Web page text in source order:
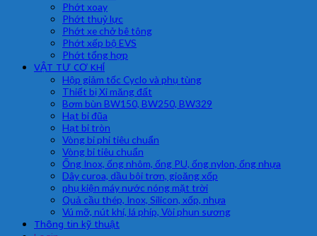
Phớt xoay
Phớt thuỷ lực
Phớt xe chở bê tông
Phớt xếp bộ EVS
Phớt tổng hợp
VẬT TƯ CƠ KHÍ
Hộp giảm tốc Cyclo và phụ tùng
Thiết bị Xi măng đất
Bơm bùn BW150, BW250, BW329
Hạt bi đũa
Hạt bi tròn
Vòng bi phi tiêu chuẩn
Vòng bi tiêu chuẩn
Ống Inox, ống nhôm, ống PU, ống nylon, ống nhựa
Dây curoa, dầu bôi trơn, gioăng xốp
phụ kiện máy nước nóng mặt trời
Quả cầu thép, Inox, Silicon, xốp, nhựa
Vú mỡ, nút khí, lá phíp, Vòi phun sương
Thông tin kỹ thuật